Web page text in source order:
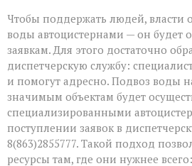
Чтобы поддержать людей, власти
воды автоцистернами — он будет
заявкам. Для этого достаточно
диспетчерскую службу:
и помогут адресно. Подвоз воды
значимым объектам будет
специализированными
поступлении заявок в
8(863)2855777. Такой подход
ресурсы там, где они нужнее